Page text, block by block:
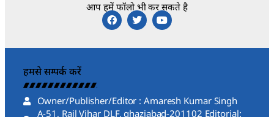
आप हमें फॉलो भी कर सकते है
हमसे सम्पर्क करें
Owner/Publisher/Editor : Amaresh Kumar Singh
A-51, Rail Vihar DLF, ghaziabad-201102 Editorial: